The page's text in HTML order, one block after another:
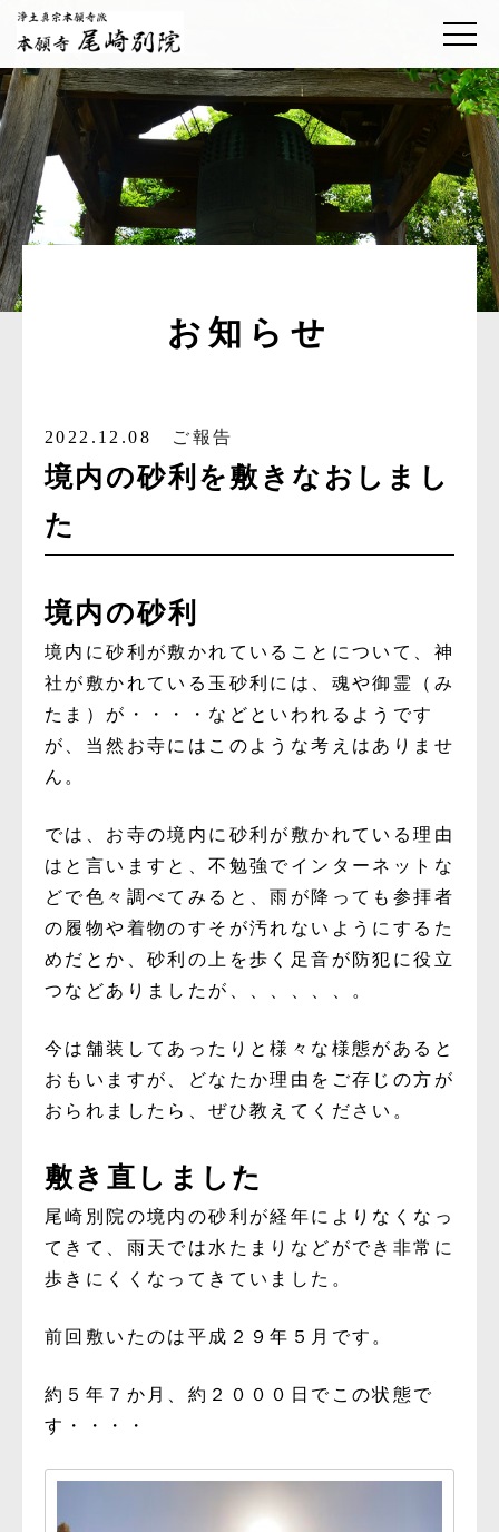
お知らせ
2022.12.08 ご報告
境内の砂利を敷きなおしまし
た
境内の砂利
境内に砂利が敷かれていることについて、神
社が敷かれている玉砂利には、魂や御霊（み
たま）が・・・・などといわれるようです
が、当然お寺にはこのような考えはありませ
ん。
では、お寺の境内に砂利が敷かれている理由
はと言いますと、不勉強でインターネットな
どで色々調べてみると、雨が降っても参拝者
の履物や着物のすそが汚れないようにするた
めだとか、砂利の上を歩く足音が防犯に役立
つなどありましたが、、、、、、。
今は舗装してあったりと様々な様態があると
おもいますが、どなたか理由をご存じの方が
おられましたら、ぜひ教えてください。
敷き直しました
尾崎別院の境内の砂利が経年によりなくなっ
てきて、雨天では水たまりなどができ非常に
歩きにくくなってきていました。
前回敷いたのは平成２９年５月です。
約５年７か月、約２０００日でこの状態で
す・・・・